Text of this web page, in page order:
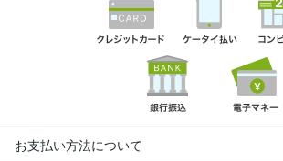
お支払い方法について